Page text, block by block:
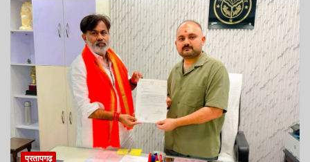
प्रतापगढ़